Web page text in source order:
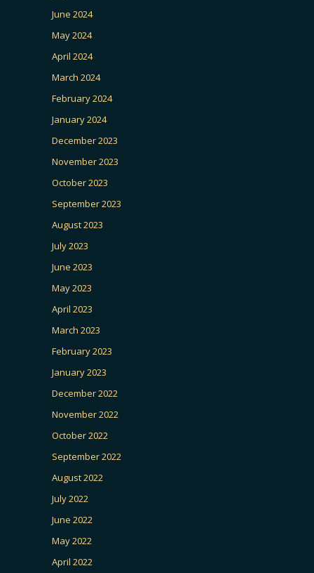
June 2024
May 2024
April 2024
March 2024
February 2024
January 2024
December 2023
November 2023
October 2023
September 2023
August 2023
July 2023
June 2023
May 2023
April 2023
March 2023
February 2023
January 2023
December 2022
November 2022
October 2022
September 2022
August 2022
July 2022
June 2022
May 2022
April 2022